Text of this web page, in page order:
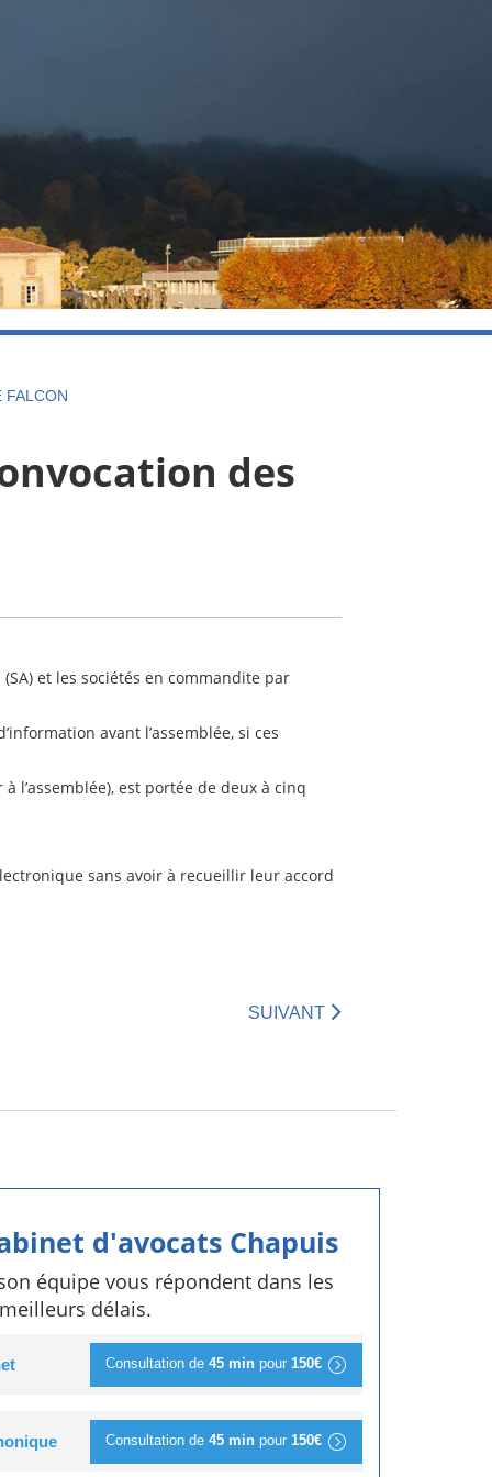
FALCON
des
et les sociétés en commandite par
avant l’assemblée, si ces
l’assemblée), est portée de deux à cinq
sans avoir à recueillir leur accord
SUIVANT
d'avocats Chapuis
équipe vous répondent dans les
meilleurs délais.
Consultation de 45 minpour 150€
Consultation de 45 minpour 150€